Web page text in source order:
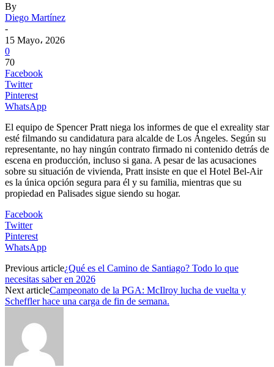
By
Diego Martínez
-
15 Mayo، 2026
0
70
Facebook
Twitter
Pinterest
WhatsApp
El equipo de Spencer Pratt niega los informes de que el exreality star
esté filmando su candidatura para alcalde de Los Ángeles. Según su
representante, no hay ningún contrato firmado ni contenido detrás de
escena en producción, incluso si gana. A pesar de las acusaciones
sobre su situación de vivienda, Pratt insiste en que el Hotel Bel-Air
es la única opción segura para él y su familia, mientras que su
propiedad en Palisades sigue siendo su hogar.
Facebook
Twitter
Pinterest
WhatsApp
Previous article¿Qué es el Camino de Santiago? Todo lo que
necesitas saber en 2026
Next articleCampeonato de la PGA: McIlroy lucha de vuelta y
Scheffler hace una carga de fin de semana.